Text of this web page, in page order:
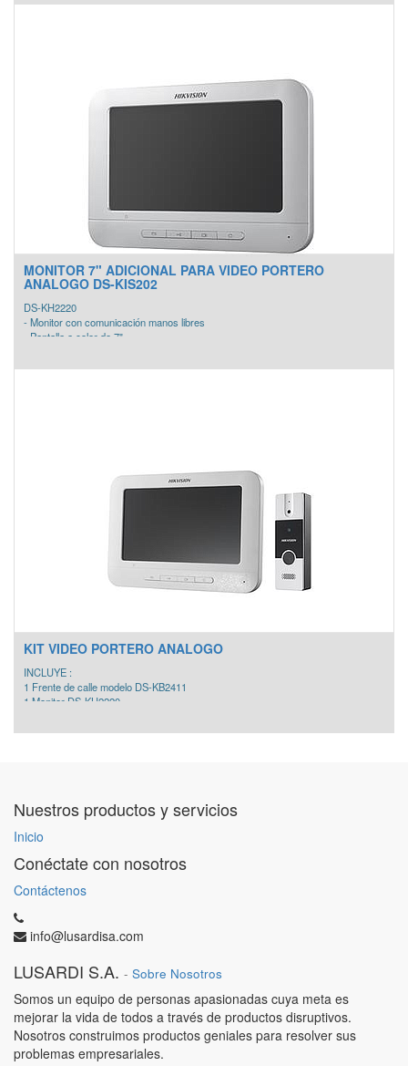
MONITOR 7" ADICIONAL PARA VIDEO PORTERO
ANALOGO DS-KIS202
DS-KH2220
- Monitor con comunicación manos libres
- Pantalla a color de 7"
KIT VIDEO PORTERO ANALOGO
INCLUYE :
1 Frente de calle modelo DS-KB2411
1 Monitor DS-KH2220
Nuestros productos y servicios
Inicio
Conéctate con nosotros
Contáctenos
info@lusardisa.com
LUSARDI S.A. - Sobre Nosotros
Somos un equipo de personas apasionadas cuya meta es
mejorar la vida de todos a través de productos disruptivos.
Nosotros construimos productos geniales para resolver sus
problemas empresariales.